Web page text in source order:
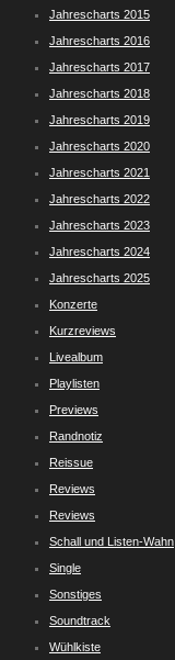
Jahrescharts 2015
Jahrescharts 2016
Jahrescharts 2017
Jahrescharts 2018
Jahrescharts 2019
Jahrescharts 2020
Jahrescharts 2021
Jahrescharts 2022
Jahrescharts 2023
Jahrescharts 2024
Jahrescharts 2025
Konzerte
Kurzreviews
Livealbum
Playlisten
Previews
Randnotiz
Reissue
Reviews
Reviews
Schall und Listen-Wahn
Single
Sonstiges
Soundtrack
Wühlkiste